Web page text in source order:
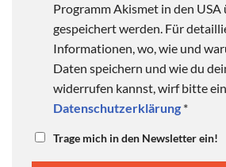
Programm Akismet in den
gespeichert werden. Für
Informationen, wo, wie und
Daten speichern und wie du
widerrufen kannst, wirf bitte
Datenschutzerklärung *
Trage mich in den Newsletter ein!